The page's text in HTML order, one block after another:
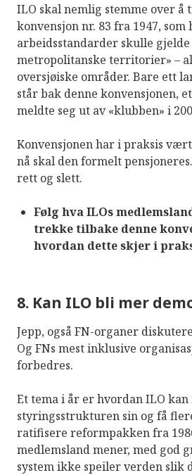
ILO skal nemlig stemme over å
konvensjon nr. 83 fra 1947,
arbeidsstandarder skulle
metropolitanske territorier» –
oversjøiske områder. Bare ett
står bak denne konvensjonen,
meldte seg ut av «klubben» i
Konvensjonen har i praksis
nå skal den formelt
rett og slett.
Følg hva ILOs
trekke tilbake denne
hvordan dette skjer i
8. Kan ILO bli mer
Jepp, også FN-organer
Og FNs mest inklusive
forbedres.
Et tema i år er hvordan ILO
styringsstrukturen sin og få
ratifisere reformpakken fra
medlemsland mener, med god
system ikke speiler verden slik